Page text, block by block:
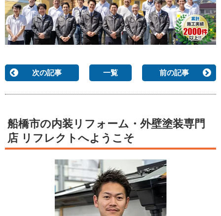
次の記事 一覧 前の記事
船橋市の内装リフォーム・外壁塗装専門
店 リフレクトへようこそ